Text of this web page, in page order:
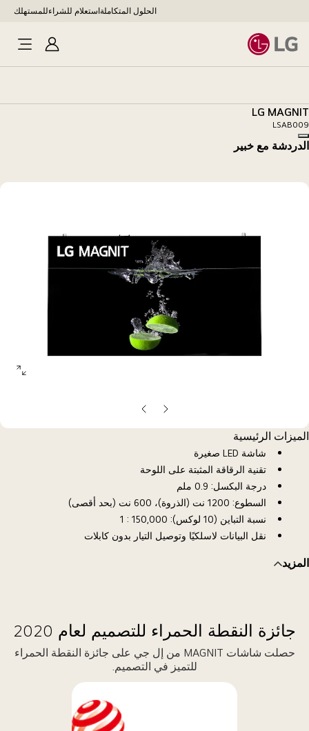
الحلول المتكاملة استعلام للشراءللمستهلك
تسجيل
الدخول
فتح
LG MAGNIT
LSAB009
Copy model name
الدردشة مع خبير
الشريحة
السابقة
الشريحة
التالية
الميزات الرئيسية
شاشة LED صغيرة
تقنية الرقاقة المثبتة على اللوحة
درجة البكسل: 0.9 ملم
السطوع: 1200 نت (الذروة)، 600 نت (بحد أقصى)
نسبة التباين (10 لوكس): 150,000 : 1
نقل البيانات لاسلكيًا وتوصيل التيار بدون كابلات
المزيد
جائزة النقطة الحمراء للتصميم لعام 2020
حصلت شاشات MAGNIT من إل جي على جائزة النقطة الحمراء
للتميز في التصميم.